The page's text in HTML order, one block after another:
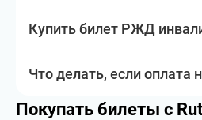
Купить билет РЖД
Что делать, если оплата
Покупать билеты с